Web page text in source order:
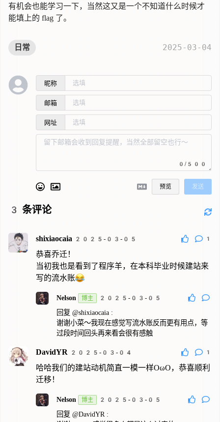
有机会也能学习一下，当然这又是一个不知道什么时候才
能填上的 flag 了。
日常 2025-03-04
昵称
邮箱
网址
0/500
预览 发送
3 条评论
shixiaocaia 2025-03-05 1
恭喜乔迁！
当初我也是看到了程序羊，在本科毕业时候建站来
写的流水账😂
Nelson 博主 2025-03-05
回复 @shixiaocaia:
谢谢小菜～我现在感觉写流水账反而更有用点，等
过段时间回头再来看会很有感触
DavidYR 2025-03-04 1
哈哈我们的建站动机简直一模一样OωO，恭喜顺利
迁移！
Nelson 博主 2025-03-05
回复 @DavidYR :